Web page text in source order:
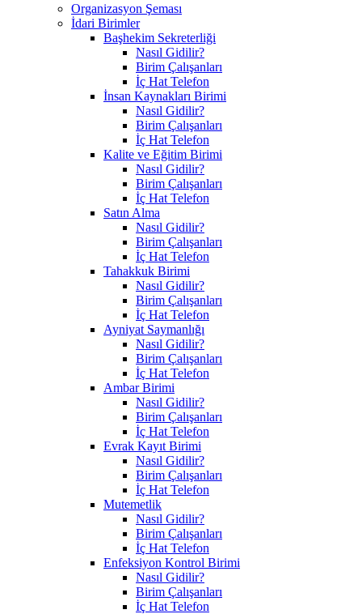
Organizasyon Şeması
İdari Birimler
Başhekim Sekreterliği
Nasıl Gidilir?
Birim Çalışanları
İç Hat Telefon
İnsan Kaynakları Birimi
Nasıl Gidilir?
Birim Çalışanları
İç Hat Telefon
Kalite ve Eğitim Birimi
Nasıl Gidilir?
Birim Çalışanları
İç Hat Telefon
Satın Alma
Nasıl Gidilir?
Birim Çalışanları
İç Hat Telefon
Tahakkuk Birimi
Nasıl Gidilir?
Birim Çalışanları
İç Hat Telefon
Ayniyat Saymanlığı
Nasıl Gidilir?
Birim Çalışanları
İç Hat Telefon
Ambar Birimi
Nasıl Gidilir?
Birim Çalışanları
İç Hat Telefon
Evrak Kayıt Birimi
Nasıl Gidilir?
Birim Çalışanları
İç Hat Telefon
Mutemetlik
Nasıl Gidilir?
Birim Çalışanları
İç Hat Telefon
Enfeksiyon Kontrol Birimi
Nasıl Gidilir?
Birim Çalışanları
İç Hat Telefon